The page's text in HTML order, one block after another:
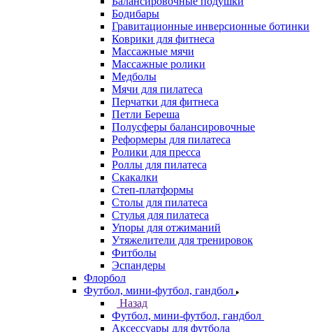
Бодибары
Гравитационные инверсионные ботинки
Коврики для фитнеса
Массажные мячи
Массажные ролики
Медболы
Мячи для пилатеса
Перчатки для фитнеса
Петли Береша
Полусферы балансировочные
Реформеры для пилатеса
Ролики для пресса
Роллы для пилатеса
Скакалки
Степ-платформы
Столы для пилатеса
Стулья для пилатеса
Упоры для отжиманий
Утяжелители для тренировок
Фитболы
Эспандеры
Флорбол
Футбол, мини-футбол, гандбол
Назад
Футбол, мини-футбол, гандбол
Аксессуары для футбола